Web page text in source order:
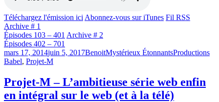
Téléchargez l'émission ici Abonnez-vous sur iTunes Fil RSS
Archive # 1
Épisodes 103 – 401 Archive # 2
Épisodes 402 – 701
Publié
le
mars 17, 2014juin 5, 2017BenoitCatégories
Mystérieux ÉtonnantsÉtiquettes
Productions
Babel, Projet-M
Projet-M – L’ambitieuse série web enfin
en intégral sur le web (et à la télé)